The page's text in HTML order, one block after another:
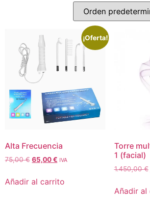
¡Oferta!
Alta Frecuencia
75,00€ 65,00€ IVA
Añadir al carrito
Torre
1 (facial)
1.450,00€
Añadir al